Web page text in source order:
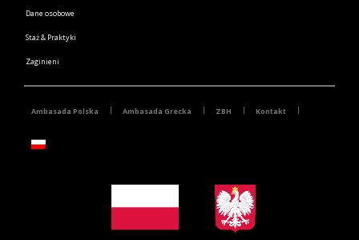
Dane osobowe
Staż & Praktyki
Zaginieni
Ambasada Polska Ambasada Grecka ZBH Kontakt